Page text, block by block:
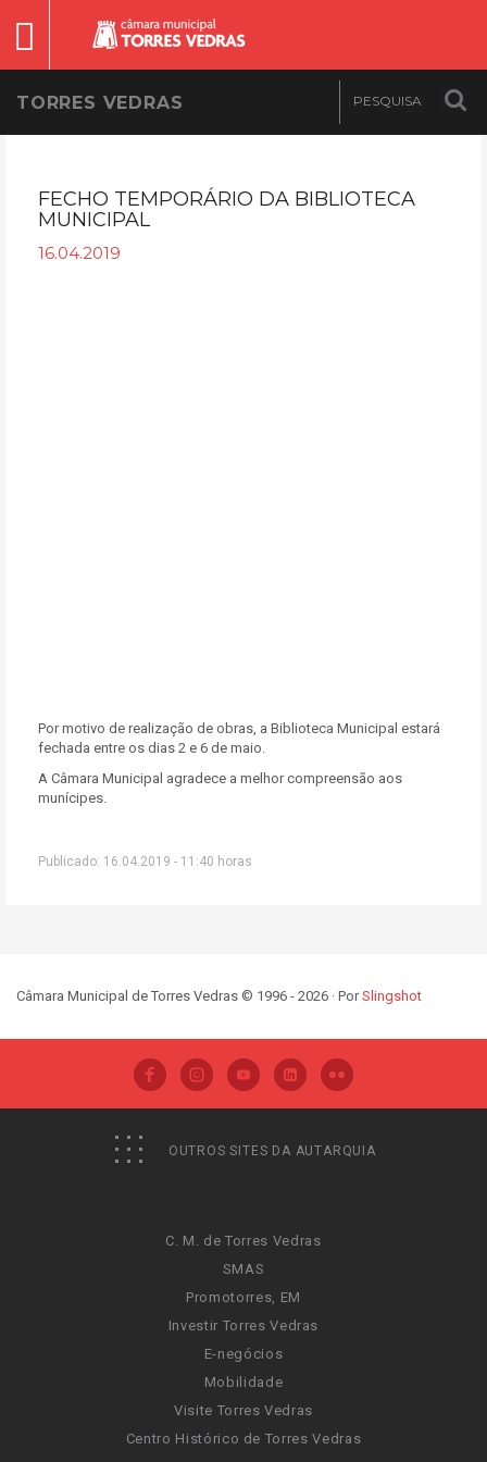
TORRES VEDRAS
FECHO TEMPORÁRIO DA BIBLIOTECA
MUNICIPAL
16.04.2019
Por motivo de realização de obras, a Biblioteca Municipal estará
fechada entre os dias 2 e 6 de maio.
A Câmara Municipal agradece a melhor compreensão aos
munícipes.
Publicado: 16.04.2019 - 11:40 horas
Câmara Municipal de Torres Vedras © 1996 - 2026 · PorSlingshot
OUTROS SITES DA AUTARQUIA
C. M. de Torres Vedras
SMAS
Promotorres, EM
Investir Torres Vedras
E-negócios
Mobilidade
Visite Torres Vedras
Centro Histórico de Torres Vedras